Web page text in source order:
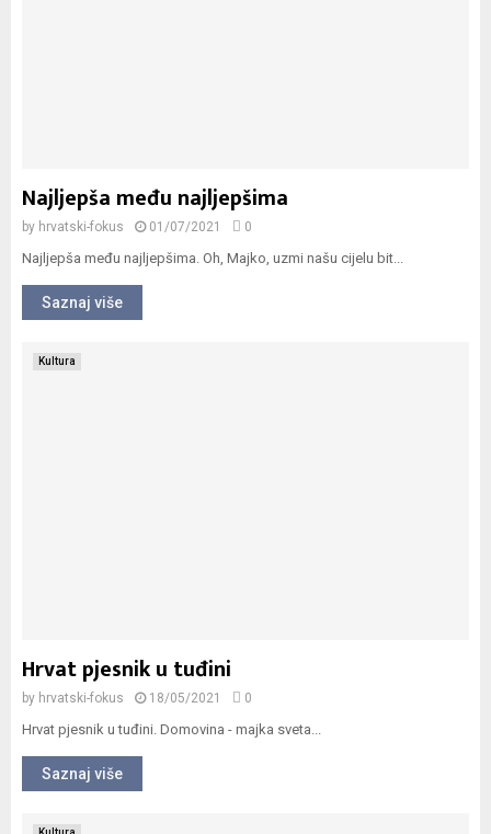
Najljepša među najljepšima
by hrvatski-fokus 01/07/2021 0
Najljepša među najljepšima. Oh, Majko, uzmi našu cijelu bit...
Saznaj više
Kultura
Hrvat pjesnik u tuđini
by hrvatski-fokus 18/05/2021 0
Hrvat pjesnik u tuđini. Domovina - majka sveta...
Saznaj više